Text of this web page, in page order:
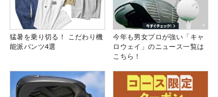
猛暑を乗り切る！ こだわり機
能派パンツ4選
今年も男女プロが強い「キャ
ロウェイ」のニュース一覧は
こちら！